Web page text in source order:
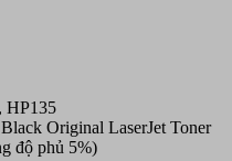
HP135
Original LaserJet Toner
độ phủ 5%)